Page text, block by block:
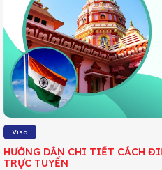
Visa
HƯỚNG DẪN CHI TIẾT CÁCH
TRỰC TUYẾN